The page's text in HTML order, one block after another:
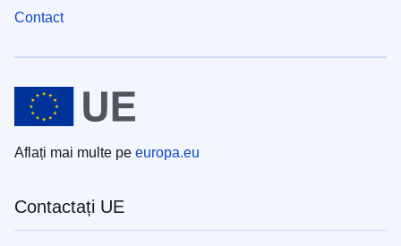
Contact
Aflați mai multe pe europa.eu
Contactați UE